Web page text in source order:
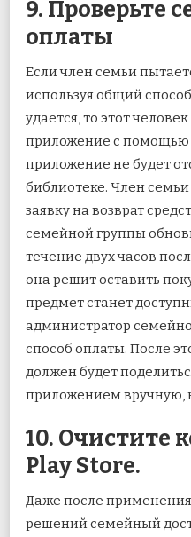
9. Проверьте
оплаты
Если член семьи
используя общий
удается, то этот
приложение с помощью
приложение не будет
библиотеке. Член
заявку на возврат
семейной группы
течение двух часов
она решит оставить
предмет станет
администратор
способ оплаты. После
должен будет
приложением вручную,
10. Очистите
Play Store.
Даже после
решений семейный